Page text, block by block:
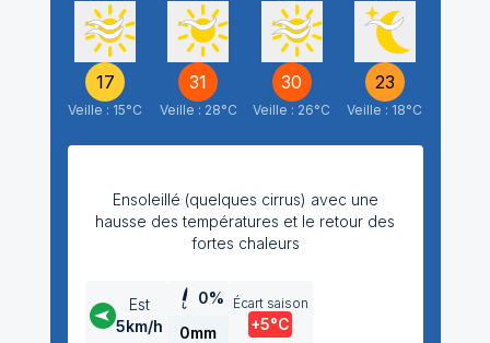
17
Veille : 15°C
31
Veille : 28°C
30
Veille : 26°C
23
Veille : 18°C
Ensoleillé (quelques cirrus) avec une
hausse des températures et le retour des
fortes chaleurs
Est
5km/h
0%
0mm
Écart saison
+5°C